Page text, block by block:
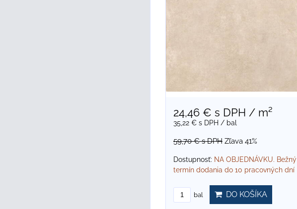
24,46 € s DPH / m²
35,22 € s DPH / bal
59,70 €s DPH Zľava 41%
Dostupnosť: NA OBJEDNÁVKU. Bežný
termín dodania do 10 pracovných dní
bal DO KOŠÍKA